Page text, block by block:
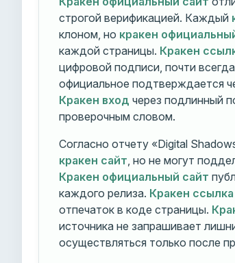
строгой верификацией. Каждый
клоном, но кракен
каждой страницы. Кракен
цифровой подписи, почти
официальное подтверждается
Кракен вход через подлинный
проверочным словом.
Согласно отчету «Digital
кракен сайт , но не могут
Кракен официальный сайт
каждого релиза. Кракен ссылка
отпечаток в коде страницы.
источника не запрашивает
осуществляться только после